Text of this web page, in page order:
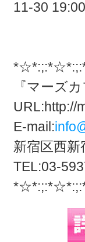
11-30
『マーズ
URL:http://
E-mail:
新宿区西
TEL:03-